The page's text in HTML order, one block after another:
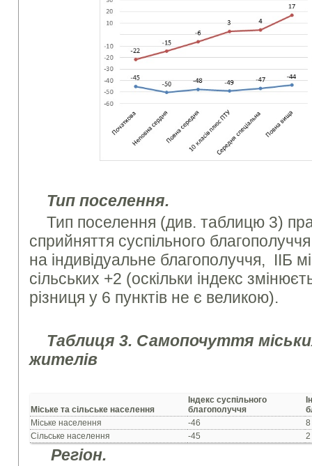
Тип поселення.
Тип поселення (див. таблицю 3)
сприйняття суспільного
на індивідуальне благополуччя, ІІБ
сільських +2 (оскільки індекс
різниця у 6 пунктів не є великою).
Таблиця 3. Самопочуття
жителів
Міське та сільське населення
Індекс суспільного
благополуччя
Міське населення
-46
8
Сільське населення
-45 2
Регіон.